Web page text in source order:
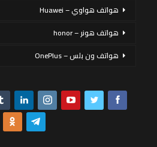
هواتف هواوي – Huawei
هواتف هونر – honor
هواتف ون بلس – OnePlus